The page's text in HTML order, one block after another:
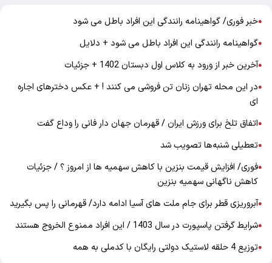
●خبر فوری/ گواهینامه رانندگی این افراد باطل می شود
●گواهینامه رانندگی این افراد باطل می شود + دلایل
●آخرین خبر از ورود به کلاس اول دبستان 1402 + جزئیات
●در این محله تهران زنان تن فروشی می کنند ! + عکس دخترهای اجاره
ای
●اتفاق تلخ برای ورزش ایران / قهرمان جهان دار فانی را وداع گفت
●تعطیلی شنبه‌ها تصویب شد
●فوری/ افزایش قیمت بنزین با کاهش سهمیه ها از امروز ؟ / جزئیات
کاهش ناگهانی سهمیه بنزین
●آبروریزی قطر برای جام ملت های آسیا ادامه دارد/ قهرمانی را پس بگیرید
●شرایط گرفتن پاسپورت در سال 1403 / این افراد ممنوع الخروج هستند
●توزیع 4 حلقه لاستیک دولتی رایگان با کدملی به همه